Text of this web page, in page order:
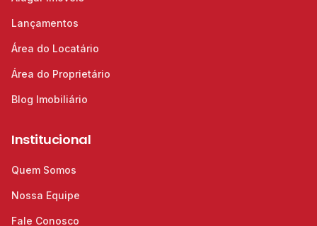
Lançamentos
Área do Locatário
Área do Proprietário
Blog Imobiliário
Institucional
Quem Somos
Nossa Equipe
Fale Conosco